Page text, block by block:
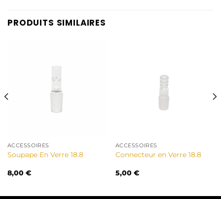
PRODUITS SIMILAIRES
ACCESSOIRES
Soupape En Verre 18.8
8,00 €
ACCESSOIRES
Connecteur en Verre 18.8
5,00 €